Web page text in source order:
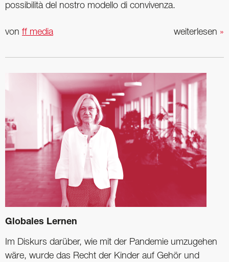
possibilità del nostro modello di convivenza.
weiterlesen »
von ff media
Globales Lernen
Im Diskurs darüber, wie mit der Pandemie umzugehen
wäre, wurde das Recht der Kinder auf Gehör und